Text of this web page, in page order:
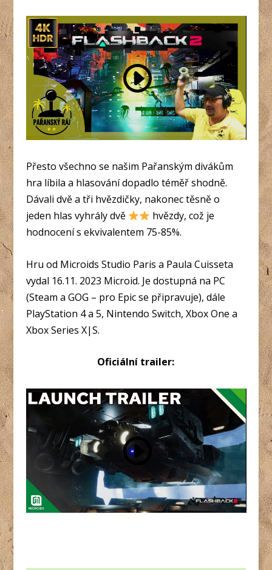
Přesto všechno se našim Pařanským divákům
hra líbila a hlasování dopadlo téměř shodně.
Dávali dvě a tři hvězdičky, nakonec těsně o
jeden hlas vyhrály dvě
hvězdy, což je
hodnocení s ekvivalentem 75-85%.
Hru od Microids Studio Paris a Paula Cuisseta
vydal 16.11. 2023 Microid. Je dostupná na PC
(Steam a GOG – pro Epic se připravuje), dále
PlayStation 4 a 5, Nintendo Switch, Xbox One a
Xbox Series X|S.
Oficiální trailer: